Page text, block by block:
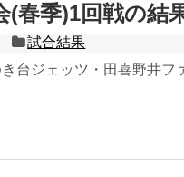
(春季)1回戦の結
試合結果
き台ジェッツ・田喜野井